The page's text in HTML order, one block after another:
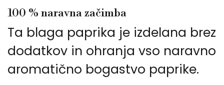
100 % naravna začimba
Ta blaga paprika je izdelana brez
dodatkov in ohranja vso naravno
aromatično bogastvo paprike.